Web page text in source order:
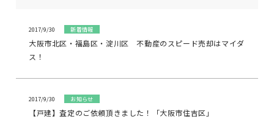
2017/9/30 新着情報
大阪市北区・福島区・淀川区 不動産のスピード売却はマイダ
ス！
2017/9/30 お知らせ
【戸建】査定のご依頼頂きました！「大阪市住吉区」